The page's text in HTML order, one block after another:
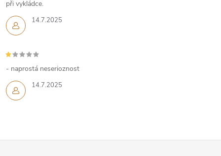
14.7.2025
při vykládce.
14.7.2025
- naprostá neserioznost